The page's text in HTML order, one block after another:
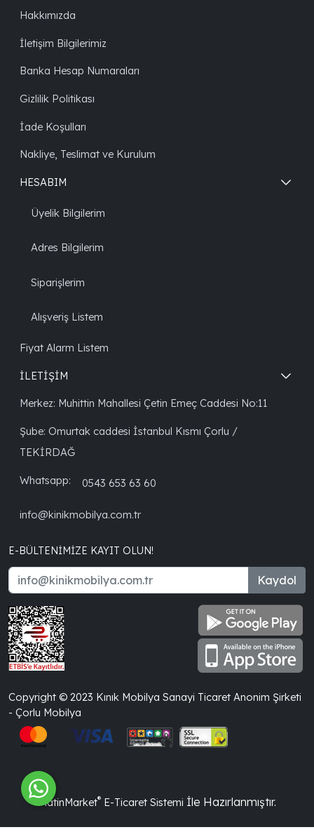
Hakkımızda
İletişim Bilgilerimiz
Banka Hesap Numaraları
Gizlilik Politikası
İade Koşulları
Nakliye, Teslimat ve Kurulum
HESABIM
Üyelik Bilgilerim
Adres Bilgilerim
Siparişlerim
Alışveriş Listem
Fiyat Alarm Listem
İLETİŞİM
Merkez: Muhittin Mahallesi Çetin Emeç Caddesi No:11
Şube: Omurtak caddesi İstanbul Kısmı Çorlu /
TEKİRDAĞ
Whatsapp: 0543 653 63 60
info@kinikmobilya.com.tr
E-BÜLTENIMIZE KAYIT OLUN!
Kaydol
Copyright © 2023 Kınık Mobilya Sanayi Ticaret Anonim Şirketi
- Çorlu Mobilya
PlatinMarket® E-Ticaret Sistemi İle Hazırlanmıştır.